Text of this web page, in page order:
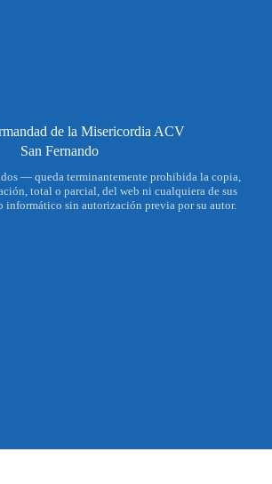
de la Misericordia ACV
San Fernando
— queda terminantemente prohibida la copia,
total o parcial, del web ni cualquiera de sus
informático sin autorización previa por su autor.